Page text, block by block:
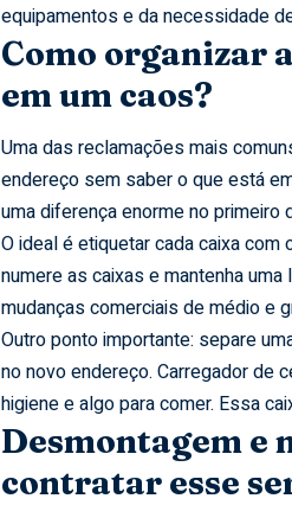
equipamentos e da necessidade
Como organizar
em um caos?
Uma das reclamações mais
endereço sem saber o que está
uma diferença enorme no primeiro
O ideal é etiquetar cada caixa
numere as caixas e mantenha
mudanças comerciais de médio e
Outro ponto importante: separe
no novo endereço. Carregador de
higiene e algo para comer. Essa
Desmontagem e
contratar esse